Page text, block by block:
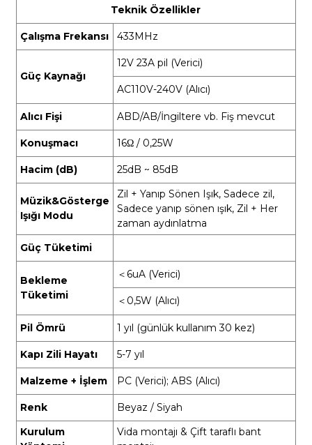
Teknik Özellikler
Çalışma Frekansı 433MHz
Güç Kaynağı
12V 23A pil (Verici)
AC110V-240V (Alıcı)
Alıcı Fişi ABD/AB/İngiltere vb. Fiş mevcut
Konuşmacı 16Ω / 0,25W
Hacim (dB) 25dB ~ 85dB
Müzik&Gösterge
Işığı Modu
Zil + Yanıp Sönen Işık, Sadece zil,
Sadece yanıp sönen ışık, Zil + Her
zaman aydınlatma
Güç Tüketimi
Bekleme
Tüketimi
＜6uA (Verici)
＜0,5W (Alıcı)
Pil Ömrü 1 yıl (günlük kullanım 30 kez)
Kapı Zili Hayatı 5-7 yıl
Malzeme + İşlem PC (Verici); ABS (Alıcı)
Renk
Beyaz / Siyah
Kurulum
Vida montajı & Çift taraflı bant